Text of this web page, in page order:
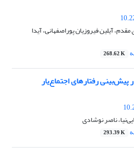
آیلین فیروزیان پوراصفهانی، آیدا
268.62 K
رفتارهای اجتماع‌یار
ناصر نوشادی
293.39 K